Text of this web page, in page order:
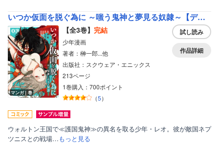
いつか仮面を脱ぐ為に ～嗤う鬼神と夢見る奴隷～【デジタル版限定特典付き】
マンガ｜巻
【全3巻】 完結
少年漫画
著者：榊一郎...他
出版社：スクウェア・エニックス
213ページ
1巻購入：700ポイント
（5）
試し読み
作品詳細
ウォルトン王国で≪護国鬼神≫の異名を取る少年・レオ。彼が敵国ネプ
ツニスとの戦場…もっと見る